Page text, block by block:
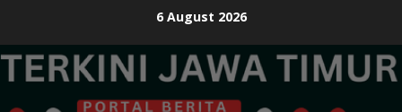
content
6 August 2026